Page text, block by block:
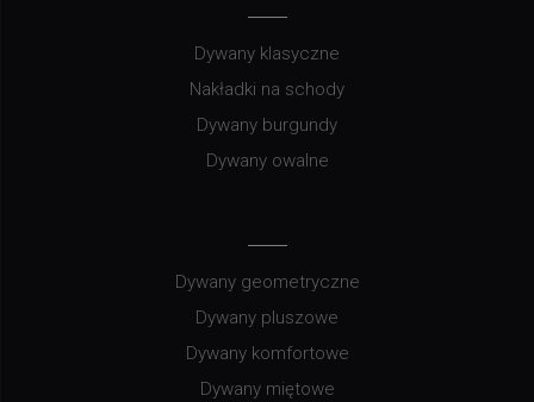
Dywany klasyczne
Nakładki na schody
Dywany burgundy
Dywany owalne
Dywany geometryczne
Dywany pluszowe
Dywany komfortowe
Dywany miętowe